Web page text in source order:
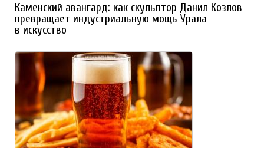
Каменский авангард: как скульптор Данил Козлов
превращает индустриальную мощь Урала
в искусство